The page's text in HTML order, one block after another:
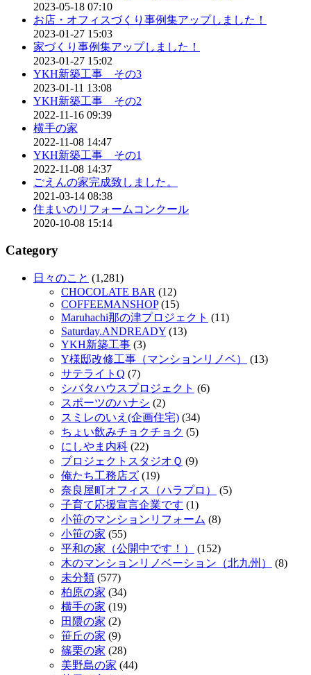
2023-05-18 07:10
お店・オフィスづくり事例集アップしました！
2023-01-27 15:03
家づくり事例集アップしました！
2023-01-27 15:02
YKH新築工事 その3
2023-01-11 13:08
YKH新築工事 その2
2022-11-16 09:39
横手の家
2022-11-08 14:47
YKH新築工事 その1
2022-11-08 14:37
ごえんの家完成致しました。
2021-03-14 08:38
住まいのリフォームコンクール
2020-10-08 15:14
Category
日々のこと (1,281)
CHOCOLATE BAR (12)
COFFEEMANSHOP(15)
Maruhachi那の津プロジェクト (11)
Saturday.ANDREADY (13)
YKH新築工事 (3)
Y様邸改修工事（マンションリノベ）
(13)
サテライトQ (7)
シバタハウスプロジェクト (6)
スポーツのハナシ (2)
スミレのいえ(企画住宅) (34)
ちょい飲みチョクチョク (5)
にしやま内科 (22)
プロジェクトスタジオＱ (9)
俺たち工務店ズ (19)
奈良屋町オフィス（ハラプロ）
(5)
子育て応援宣言企業です (1)
小笹のマンションリフォーム (8)
小笹の家 (55)
平和の家（公開中です！）
(152)
木のマンションリノベーション（北九州）
(8)
未分類 (577)
柏原の家 (34)
横手の家 (19)
田隈の家 (2)
笹丘の家 (9)
篠栗の家 (28)
美野島の家 (44)